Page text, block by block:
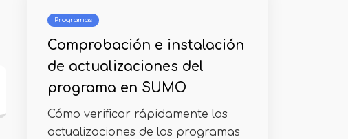
Programas
Comprobación e instalación
de actualizaciones del
programa en SUMO
Cómo verificar rápidamente las
actualizaciones de los programas